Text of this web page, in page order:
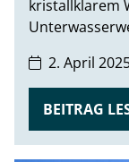
kristallklarem
2. April
BEITRAG